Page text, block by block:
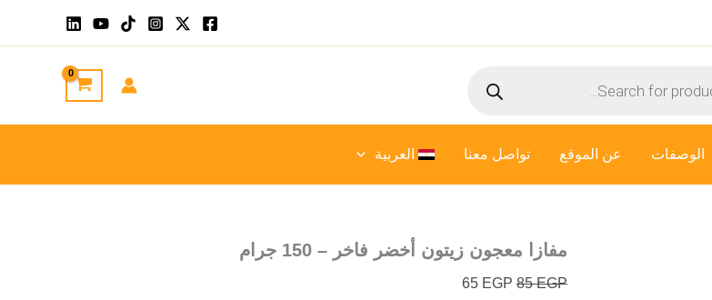
الوصفات عن الموقع تواصل معنا العربية
مفازا معجون زيتون أخضر فاخر – 150 جرام
85EGP
65 EGP